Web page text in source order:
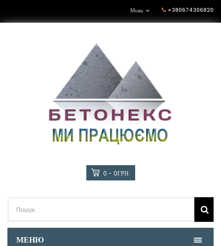
+380674306820
Мова
0 - 0ГРН.
МЕНЮ